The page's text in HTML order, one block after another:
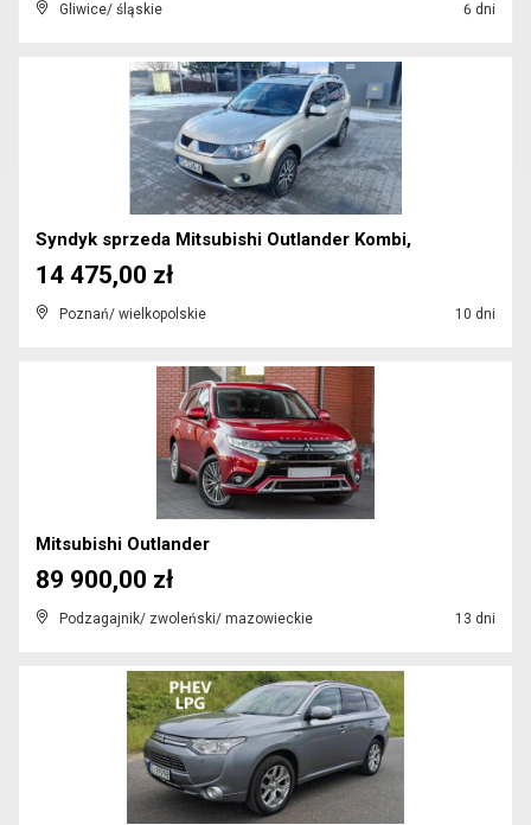
Gliwice/ śląskie 6 dni
Syndyk sprzeda Mitsubishi Outlander Kombi,
Poznań/ wielkopolskie 10 dni
14 475,00 zł
Mitsubishi Outlander
Podzagajnik/ zwoleński/ mazowieckie 13 dni
89 900,00 zł